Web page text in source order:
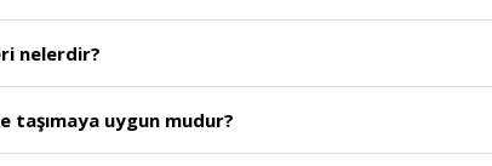
nelerdir?
taşımaya uygun mudur?